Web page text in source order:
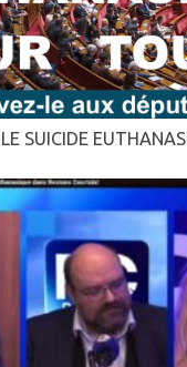
SUICIDE